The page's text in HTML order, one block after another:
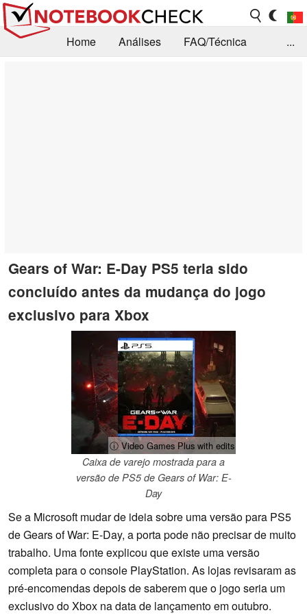
Home Análises
FAQ/Técnica
...
Gears of War: E-Day PS5 teria sido
concluído antes da mudança do jogo
exclusivo para Xbox
ⓘ Video Games Plus with edits
Caixa de varejo mostrada para a
versão de PS5 de Gears of War: E-
Day
Se a Microsoft mudar de ideia sobre uma versão para PS5
de Gears of War: E-Day, a porta pode não precisar de muito
trabalho. Uma fonte explicou que existe uma versão
completa para o console PlayStation. As lojas revisaram as
pré-encomendas depois de saberem que o jogo seria um
exclusivo do Xbox na data de lançamento em outubro.